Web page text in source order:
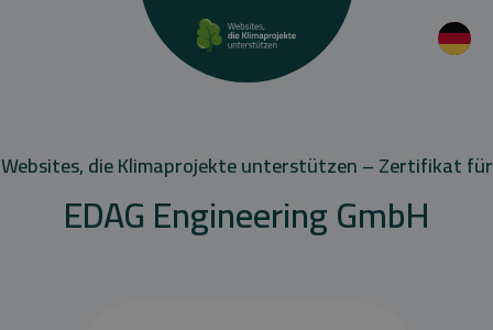
Websites, die Klimaprojekte unterstützen – Zertifikat für
EDAG Engineering GmbH